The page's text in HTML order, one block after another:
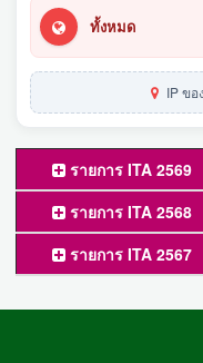
ทั้งหมด
IP ข
รายการ ITA 2569
รายการ ITA 2568
รายการ ITA 2567